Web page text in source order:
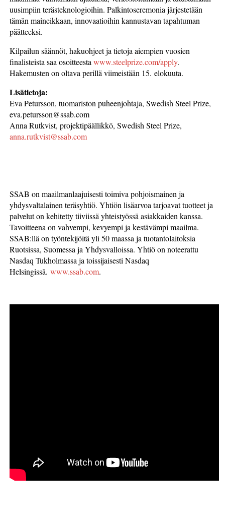
uusimpiin terästeknologioihin. Palkintoseremonia järjestetään
tämän maineikkaan, innovaatioihin kannustavan tapahtuman
päätteeksi.
Kilpailun säännöt, hakuohjeet ja tietoja aiempien vuosien
finalisteista saa osoitteestawww.steelprize.com/apply.
Hakemusten on oltava perillä viimeistään 15. elokuuta.
Lisätietoja:
Eva Petursson, tuomariston puheenjohtaja, Swedish Steel Prize,
eva.petursson@ssab.com
Anna Rutkvist, projektipäällikkö, Swedish Steel Prize,
anna.rutkvist@ssab.com
SSAB on maailmanlaajuisesti toimiva pohjoismainen ja
yhdysvaltalainen teräsyhtiö. Yhtiön lisäarvoa tarjoavat tuotteet ja
palvelut on kehitetty tiiviissä yhteistyössä asiakkaiden kanssa.
Tavoitteena on vahvempi, kevyempi ja kestävämpi maailma.
SSAB:llä on työntekijöitä yli 50 maassa ja tuotantolaitoksia
Ruotsissa, Suomessa ja Yhdysvalloissa. Yhtiö on noteerattu
Nasdaq Tukholmassa ja toissijaisesti Nasdaq
Helsingissä.www.ssab.com.